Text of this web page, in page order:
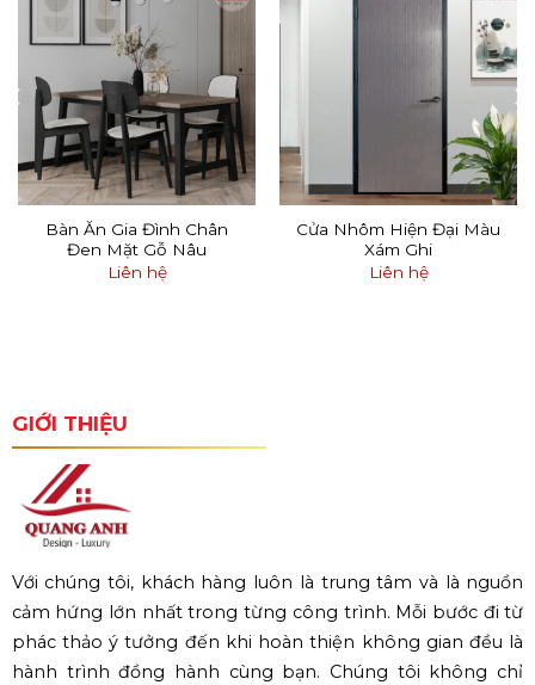
Bàn Ăn Gia Đình Chân
Đen Mặt Gỗ Nâu
Liên hệ
Cửa Nhôm Hiện Đại Màu
Xám Ghi
Liên hệ
GIỚI THIỆU
Với chúng tôi, khách hàng luôn là trung tâm và là nguồn
cảm hứng lớn nhất trong từng công trình. Mỗi bước đi từ
phác thảo ý tưởng đến khi hoàn thiện không gian đều là
hành trình đồng hành cùng bạn. Chúng tôi không chỉ